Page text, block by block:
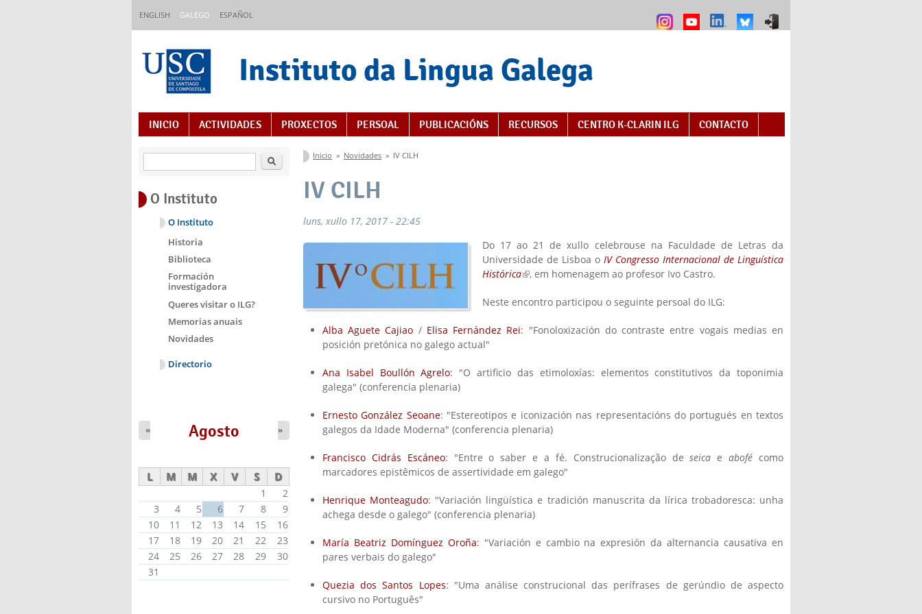
ENGLISH GALEGO ESPAÑOL
Instituto da Lingua Galega
Índice de contidos
INICIO ACTIVIDADES PROXECTOS PERSOAL PUBLICACIÓNS RECURSOS CENTRO K-CLARIN ILG CONTACTO
Vostede está aquí
Inicio » Novidades » IV CILH
IV CILH
luns, xullo 17, 2017 - 22:45
Do 17 ao 21 de xullo celebrouse na Faculdade de Letras da
Universidade de Lisboa o IV Congresso Internacional de Linguística
Histórica(link is external)
, em homenagem ao profesor Ivo Castro.
Neste encontro participou o seguinte persoal do ILG:
Alba Aguete Cajiao / Elisa Fernández Rei: "Fonoloxización do contraste entre vogais medias en
posición pretónica no galego actual"
Ana Isabel Boullón Agrelo: "O artificio das etimoloxías: elementos constitutivos da toponimia
galega" (conferencia plenaria)
Ernesto González Seoane: "Estereotipos e iconización nas representacións do portugués en textos
galegos da Idade Moderna" (conferencia plenaria)
Francisco Cidrás Escáneo: "Entre o saber e a fé. Construcionalização deseicaeabofécomo
marcadores epistêmicos de assertividade em galego"
Henrique Monteagudo: "Variación lingüística e tradición manuscrita da lírica trobadoresca: unha
achega desde o galego" (conferencia plenaria)
María Beatriz Domínguez Oroña: "Variación e cambio na expresión da alternancia causativa en
pares verbais do galego"
Quezia dos Santos Lopes: "Uma análise construcional das perífrases de gerúndio de aspecto
cursivo no Português"
Buscar
O Instituto
O Instituto
Historia
Biblioteca
Formación
investigadora
Queres visitar o ILG?
Memorias anuais
Novidades
Directorio
Agosto
« »
L M M X V S D
1
2
3
4 5 6 7 8
9
10
11 12 13 14 15
16
17
18 19 20 21 22
23
24
25 26 27 28 29
30
31